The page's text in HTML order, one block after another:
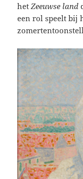
hetZeeuwse land
een rol speelt bij